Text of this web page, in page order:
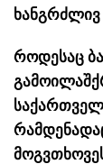
როდესაც